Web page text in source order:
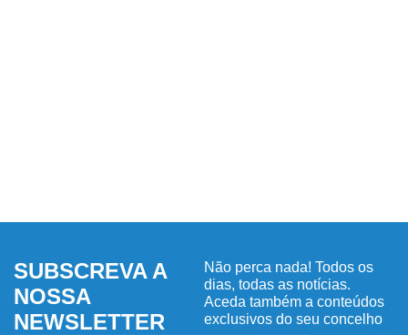
SUBSCREVA A
NOSSA
NEWSLETTER
Não perca nada! Todos os
dias, todas as notícias.
Aceda também a conteúdos
exclusivos do seu concelho